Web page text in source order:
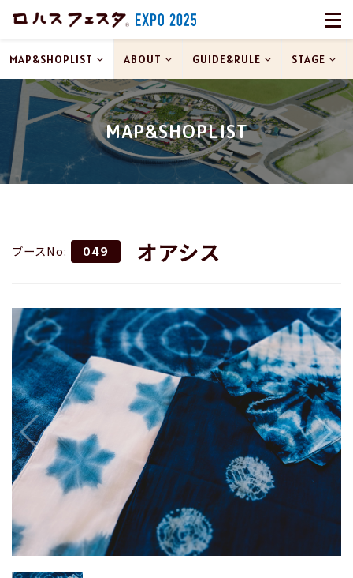
MAP&SHOPLIST
MAP&SHOPLIST ABOUT GUIDE&RULE STAGE
ブースNo: 049 オアシス